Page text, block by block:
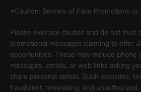
*Caution: Beware of Fake Promotions or
Please exercise caution and do not trust
promotional messages claiming to offer
opportunities. These may include phone
messages, emails, or web links asking
share personal details. Such websites,
fraudulent, misleading, and